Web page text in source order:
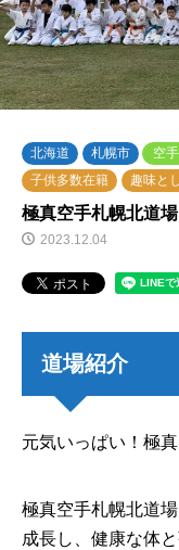
北海道 札幌市
空手
子供多数在籍
趣味と
極真空手札幌北道場
2023.12.04
道場紹介
元気いっぱい！極
極真空手札幌北道
成長し、健康な体